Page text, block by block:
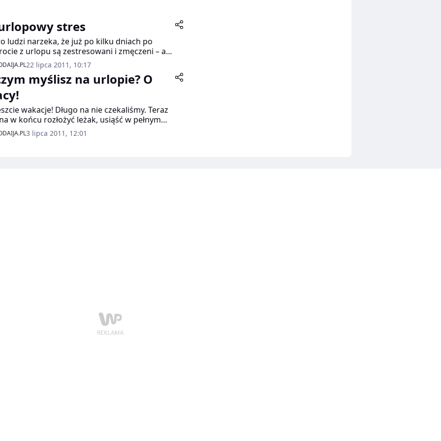
stres
ludzi narzeka, że już po kilku dniach po
z urlopu są zestresowani i zmęczeni – a
to jest równe temu, które odczuwali
urlopem. Wytłumaczenie jest jedno: jeżeli po
z urlopu jesteś zmęczona, to dlatego, że
22 lipca 2011, 10:17
myślisz na urlopie? O
wakacje! Długo na nie czekaliśmy. Teraz
w końcu rozłożyć leżak, usiąść w pełnym
i… zastanowić się, co słychać w pracy.
3 lipca 2011, 12:01